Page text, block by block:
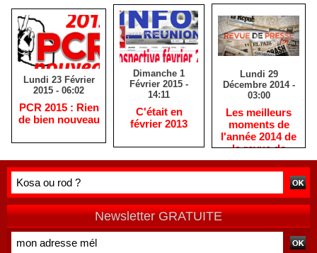
Lundi 23 Février
2015 - 06:02
PCR 2015 : Rien
de bien nouveau
Dimanche 1
Février 2015 -
14:11
C'était en
février 2013
Lundi 29
Décembre 2014 -
03:00
Les meilleurs
moments de
l'année 2014 de
la revue de
presse
réunionnaise
Newsletter GRATUITE